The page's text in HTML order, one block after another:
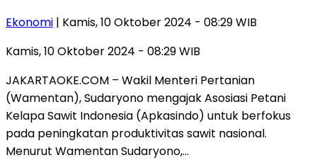
Ekonomi | Kamis, 10 Oktober 2024 - 08:29 WIB
Kamis, 10 Oktober 2024 - 08:29 WIB
JAKARTAOKE.COM – Wakil Menteri Pertanian
(Wamentan), Sudaryono mengajak Asosiasi Petani
Kelapa Sawit Indonesia (Apkasindo) untuk berfokus
pada peningkatan produktivitas sawit nasional.
Menurut Wamentan Sudaryono,…